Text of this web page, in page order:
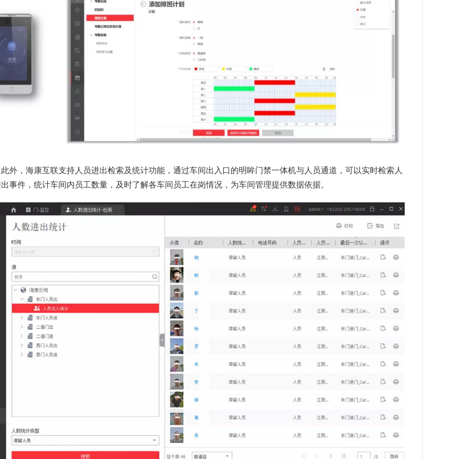
海康互联支持人员进出检索及统计功能，通过车间出入口的明眸门禁一体机与人员通道，可以实时检索人
事件，统计车间内员工数量，及时了解各车间员工在岗情况，为车间管理提供数据依据。